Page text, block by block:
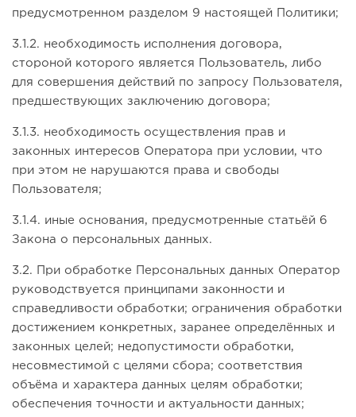
предусмотренном разделом 9 настоящей Политики;
3.1.2. необходимость исполнения договора,
стороной которого является Пользователь, либо
для совершения действий по запросу Пользователя,
предшествующих заключению договора;
3.1.3. необходимость осуществления прав и
законных интересов Оператора при условии, что
при этом не нарушаются права и свободы
Пользователя;
3.1.4. иные основания, предусмотренные статьёй 6
Закона о персональных данных.
3.2. При обработке Персональных данных Оператор
руководствуется принципами законности и
справедливости обработки; ограничения обработки
достижением конкретных, заранее определённых и
законных целей; недопустимости обработки,
несовместимой с целями сбора; соответствия
объёма и характера данных целям обработки;
обеспечения точности и актуальности данных;